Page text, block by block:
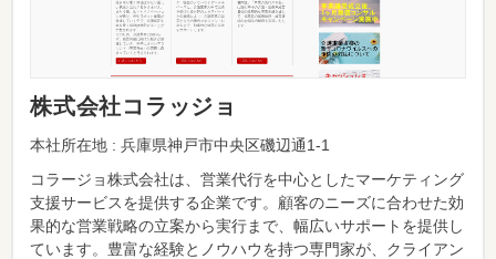
株式会社コラッジョ
本社所在地 : 兵庫県神戸市中央区磯辺通1-1
コラージョ株式会社は、営業代行を中心としたマーケティング
支援サービスを提供する企業です。顧客のニーズに合わせた効
果的な営業戦略の立案から実行まで、幅広いサポートを提供し
ています。豊富な経験とノウハウを持つ専門家が、クライアン